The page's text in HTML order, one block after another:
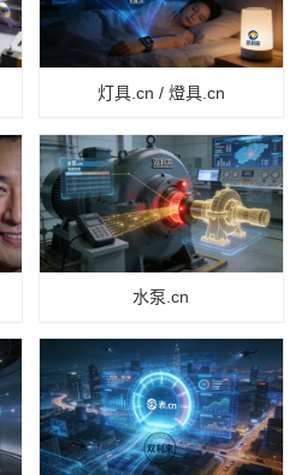
灯具.cn / 燈具.cn
水泵.cn